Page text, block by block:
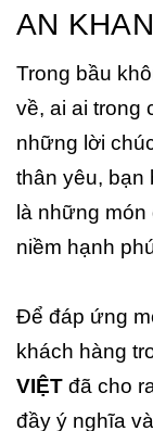
AN
Trong bầu
về, ai ai trong
những lời
thân yêu, bạn
là những
niềm hạnh
Để đáp ứng
khách hàng
VIỆT đã cho
đầy ý nghĩa